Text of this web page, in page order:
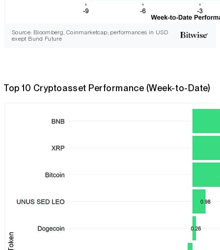
Source: Bloomberg, Coinmarketcap; performances in USD
exept Bund Future
Top 10 Cryptoasset Performance (Week-to-Date)